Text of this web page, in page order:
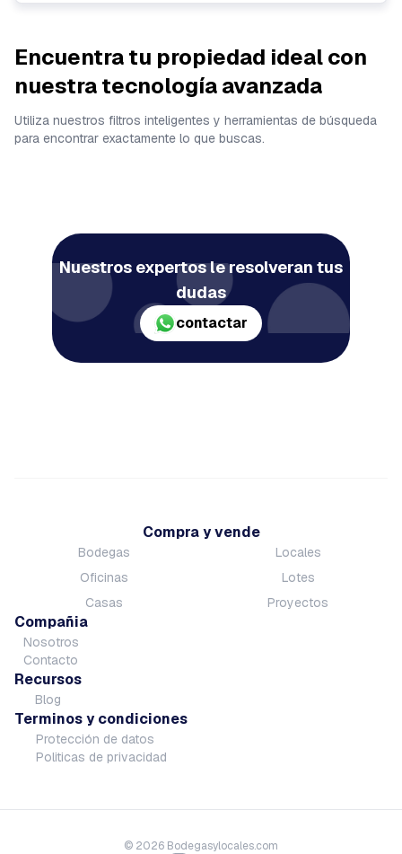
Encuentra tu propiedad ideal con
nuestra tecnología avanzada
Utiliza nuestros filtros inteligentes y herramientas de búsqueda
para encontrar exactamente lo que buscas.
Nuestros expertos le resolveran tus
dudas
contactar
Compra y vende
Bodegas
Locales
Oficinas
Lotes
Casas
Proyectos
Compañia
Nosotros
Contacto
Recursos
Blog
Terminos y condiciones
Protección de datos
Politicas de privacidad
© 2026 Bodegasylocales.com